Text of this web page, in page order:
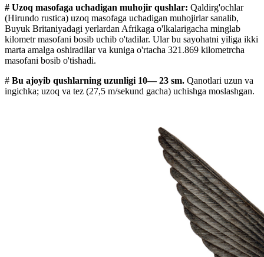
# Uzoq masofaga uchadigan muhojir qushlar: Qaldirg'ochlar
(Hirundo rustica) uzoq masofaga uchadigan muhojirlar sanalib,
Buyuk Britaniyadagi yerlardan Afrikaga o'lkalarigacha minglab
kilometr masofani bosib uchib o'tadilar. Ular bu sayohatni yiliga ikki
marta amalga oshiradilar va kuniga o'rtacha 321.869 kilometrcha
masofani bosib o'tishadi.
# Bu ajoyib qushlarning uzunligi 10— 23 sm. Qanotlari uzun va
ingichka; uzoq va tez (27,5 m/sekund gacha) uchishga moslashgan.